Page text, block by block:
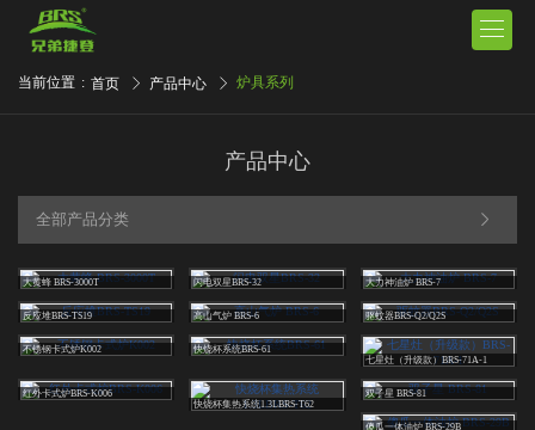

当前位置 : 首页 产品中心 炉具系列
产品中心
全部产品分类
大黄蜂 BRS-3000T 闪电双星BRS-32 大力神油炉 BRS-7
反应堆BRS-TS19 高山气炉 BRS-6 驱蚊器BRS-Q2/Q2S
不锈钢卡式炉K002
快烧杯系统BRS-61
七星灶（升级款）BRS-71A-1
红外卡式炉BRS-K006
快烧杯集热系统1.3LBRS-T62
双子星 BRS-81
傻瓜一体油炉 BRS-29B